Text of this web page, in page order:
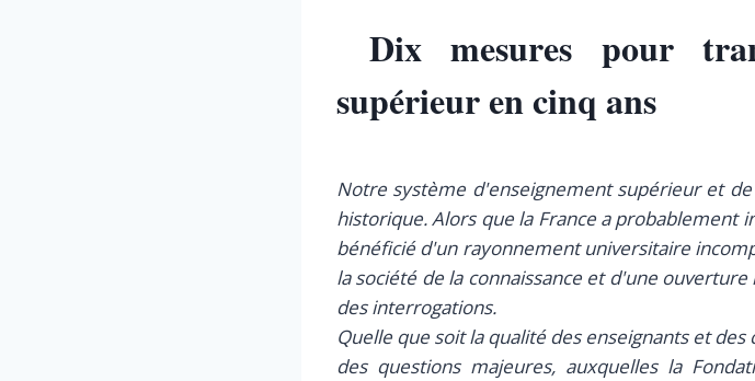
Dix mesures pour
supérieur en cinq ans
Notre système d'enseignement supérieur et
historique. Alors que la France a probablement
bénéficié d'un rayonnement universitaire
la société de la connaissance et d'une
des interrogations.
Quelle que soit la qualité des enseignants et
des questions majeures, auxquelles la